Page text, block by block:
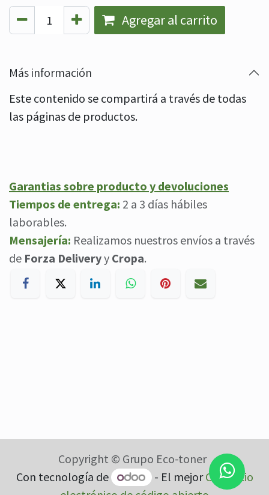
Agregar al carrito
Más información
Este contenido se compartirá a través de todas
las páginas de productos.
Garantias sobre producto y devoluciones
Tiempos de entrega: 2 a 3 días hábiles
laborables.
Mensajería: Realizamos nuestros envíos a través
de Forza Deliveryy Cropa.
Copyright © Grupo Eco-toner
Con tecnología de
- El mejorComercio